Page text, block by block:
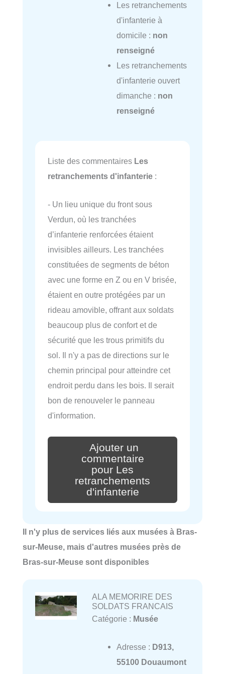
Les retranchements
d'infanterie à
domicile : non
renseigné
Les retranchements
d'infanterie ouvert
dimanche : non
renseigné
Liste des commentaires Les
retranchements d'infanterie :
- Un lieu unique du front sous
Verdun, où les tranchées
d’infanterie renforcées étaient
invisibles ailleurs. Les tranchées
constituées de segments de béton
avec une forme en Z ou en V brisée,
étaient en outre protégées par un
rideau amovible, offrant aux soldats
beaucoup plus de confort et de
sécurité que les trous primitifs du
sol. Il n'y a pas de directions sur le
chemin principal pour atteindre cet
endroit perdu dans les bois. Il serait
bon de renouveler le panneau
d'information.
Ajouter un
commentaire
pour Les
retranchements
d'infanterie
Il n'y plus de services liés aux musées à Bras-
sur-Meuse, mais d'autres musées près de
Bras-sur-Meuse sont disponibles
ALA MEMORIRE DES
SOLDATS FRANCAIS
Catégorie : Musée
Adresse : D913,
55100 Douaumont